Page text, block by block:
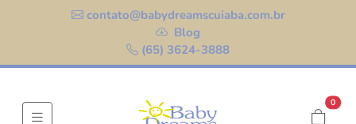
contato@babydreamscuiaba.com.br
Blog
(65) 3624-3888
0